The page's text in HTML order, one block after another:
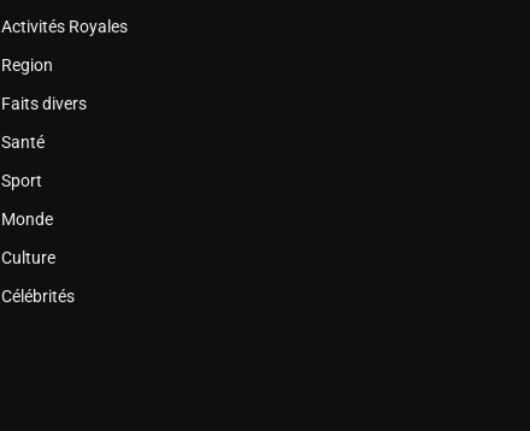
Activités Royales
Region
Faits divers
Santé
Sport
Monde
Culture
Célébrités